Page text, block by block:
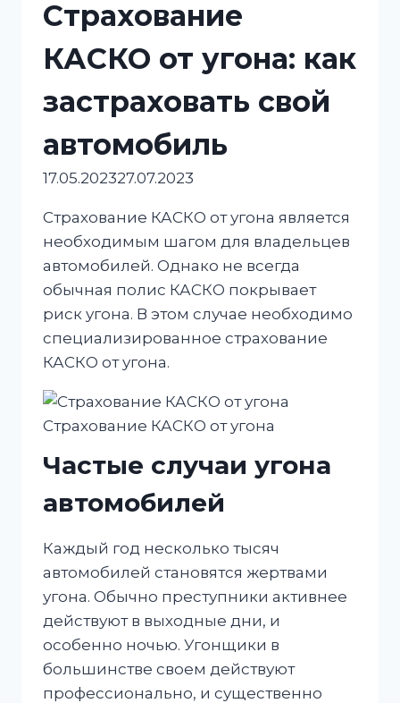
Страхование
КАСКО от угона: как
застраховать свой
автомобиль
17.05.202327.07.2023
Страхование КАСКО от угона является
необходимым шагом для владельцев
автомобилей. Однако не всегда
обычная полис КАСКО покрывает
риск угона. В этом случае необходимо
специализированное страхование
КАСКО от угона.
Страхование КАСКО от угона
Частые случаи угона
автомобилей
Каждый год несколько тысяч
автомобилей становятся жертвами
угона. Обычно преступники активнее
действуют в выходные дни, и
особенно ночью. Угонщики в
большинстве своем действуют
профессионально, и существенно